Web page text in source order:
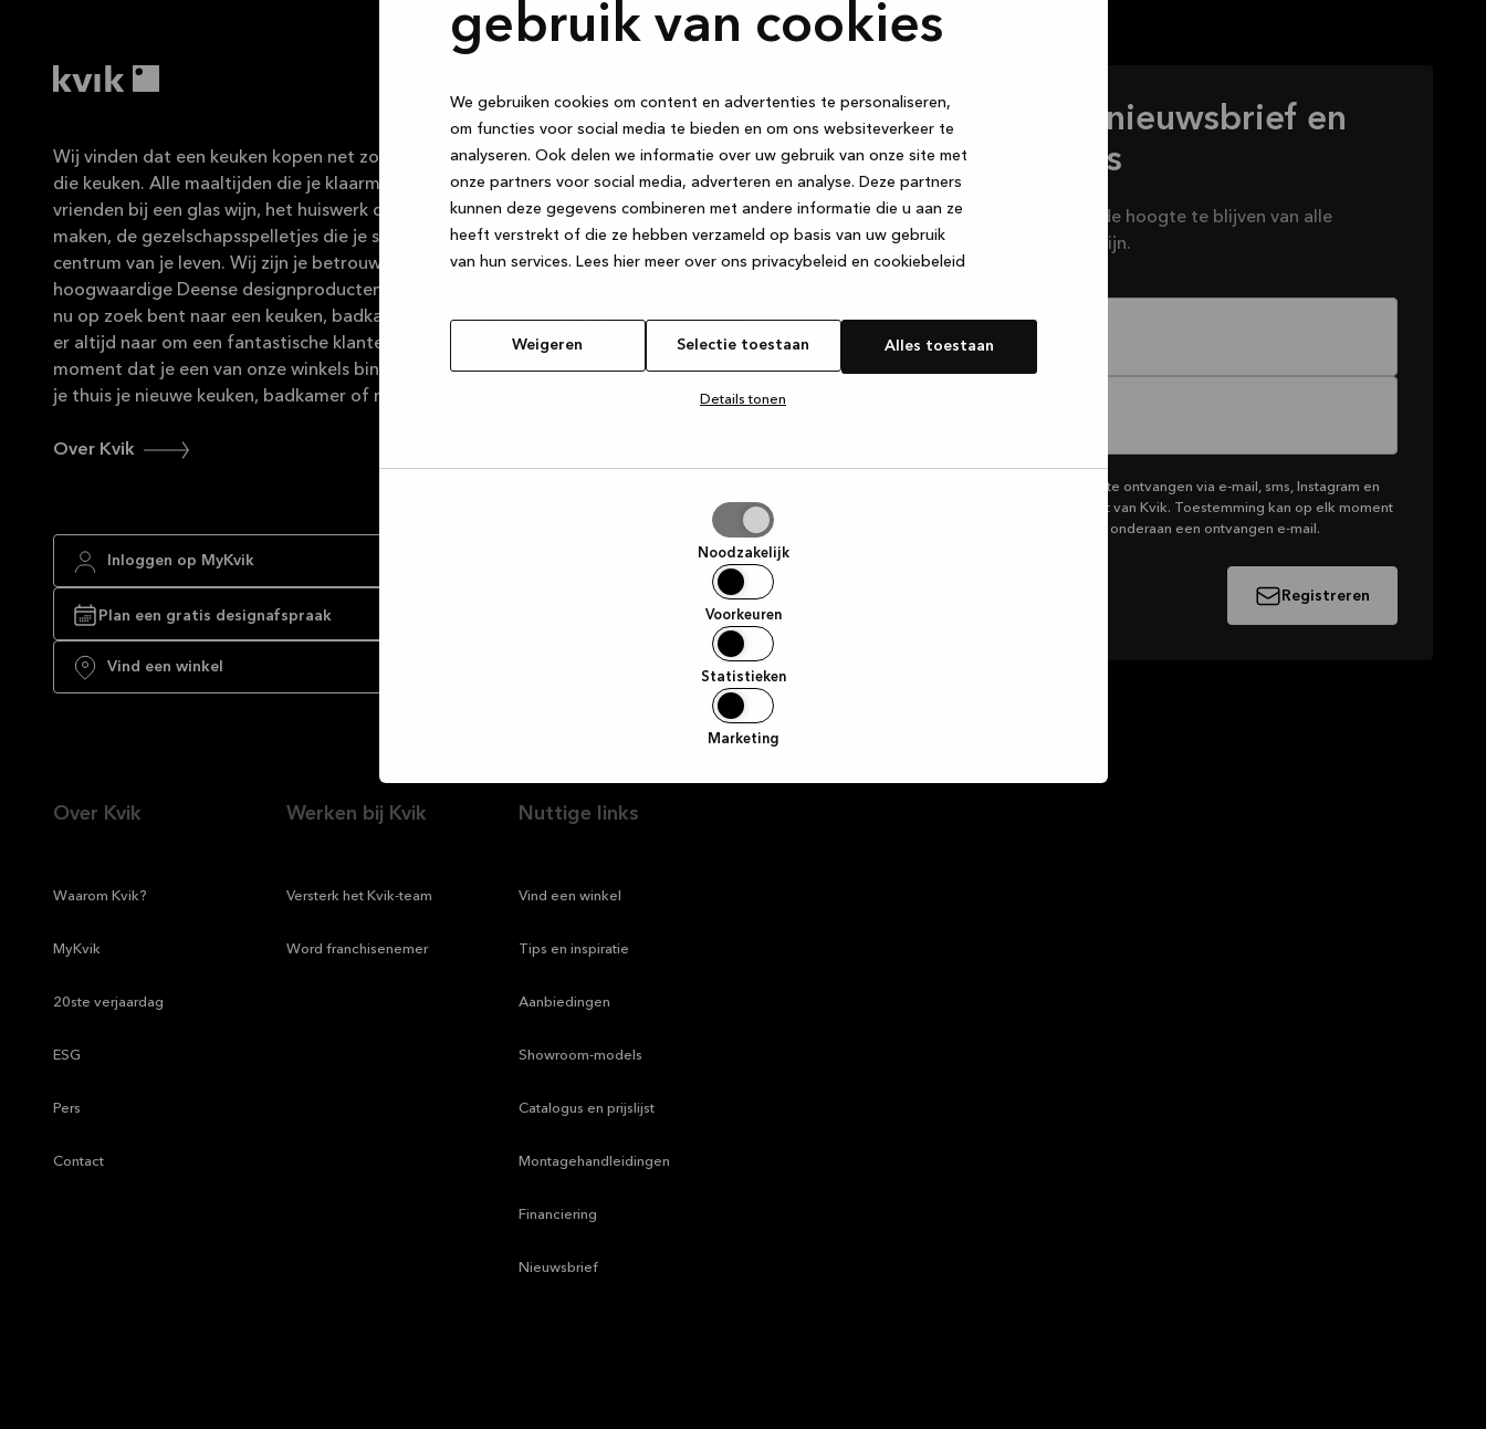
gebruik van cookies
We gebruiken cookies om content en advertenties te personaliseren,
om functies voor social media te bieden en om ons websiteverkeer te
analyseren. Ook delen we informatie over uw gebruik van onze site met
onze partners voor social media, adverteren en analyse. Deze partners
kunnen deze gegevens combineren met andere informatie die u aan ze
heeft verstrekt of die ze hebben verzameld op basis van uw gebruik
van hun services. Lees hier meer over ons privacybeleid en cookiebeleid
Weigeren Selectie toestaan Alles toestaan
Details tonen
Noodzakelijk
Voorkeuren
Statistieken
Marketing
Wij vinden dat een keuken kopen net zo leuk moet zijn als het leven in
die keuken. Alle maaltijden die je klaarmaakt, de gesprekken met
vrienden bij een glas wijn, het huiswerk dat de kinderen aan tafel
maken, de gezelschapsspelletjes die je speelt … De keuken is het
centrum van je leven. Wij zijn je betrouwbare partner voor prachtige,
hoogwaardige Deense designproducten in duurzame materialen, of je
nu op zoek bent naar een keuken, badkamer of maatkast. Wij streven
er altijd naar om een fantastische klantenservice te bieden, vanaf het
moment dat je een van onze winkels binnenstapt tot het moment dat
je thuis je nieuwe keuken, badkamer of maatkast kunt bewonderen.
Over Kvik
Inloggen op MyKvik
Plan een gratis designafspraak
Vind een winkel
Schrijf je in op onze nieuwsbrief en
krijg exclusieve deals
Schrijf je in op onze nieuwsbrief om op de hoogte te blijven van alle
coole promo’s die we aan het brouwen zijn.
Voornaam
Ik ga hiermee akkoord om marketing van Kvik te ontvangen via e-mail, sms, Instagram en
Facebook betreffende het productassortiment van Kvik. Toestemming kan op elk moment
worden ingetrokken door te klikken op de link onderaan een ontvangen e-mail.
Registreren
Over Kvik
Waarom Kvik?
MyKvik
20ste verjaardag
ESG
Pers
Contact
Werken bij Kvik
Versterk het Kvik-team
Word franchisenemer
Nuttige links
—Vind een winkel
Tips en inspiratie
—Aanbiedingen
—Showroom-models
—Catalogus en prijslijst
Montagehandleidingen
Financiering
Nieuwsbrief